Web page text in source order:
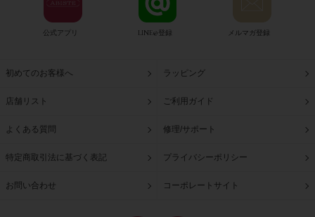
公式アプリ LINE@登録 メルマガ登録
初めてのお客様へ ラッピング
店舗リスト ご利用ガイド
よくある質問 修理/サポート
特定商取引法に基づく表記 プライバシーポリシー
お問い合わせ コーポレートサイト